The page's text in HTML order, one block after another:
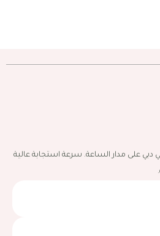
على مدار الساعة. سرعة استجابة عالية